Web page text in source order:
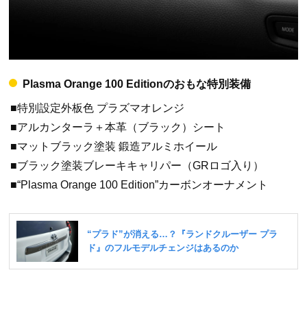
Plasma Orange 100 Editionのおもな特別装備
■特別設定外板色 プラズマオレンジ
■アルカンターラ＋本革（ブラック）シート
■マットブラック塗装 鍛造アルミホイール
■ブラック塗装ブレーキキャリパー（GRロゴ入り）
■“Plasma Orange 100 Edition”カーボンオーナメント